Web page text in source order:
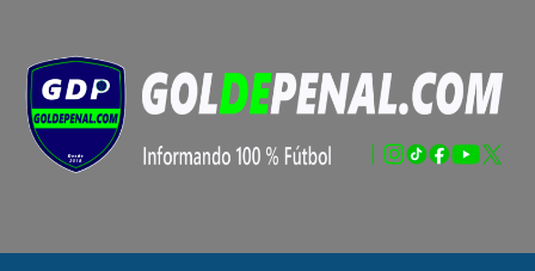
contenido